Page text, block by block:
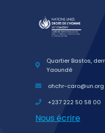
Quartier Bastos,
Yaoundé
ohchr-caro@un.org
+237 222 50 58 00
Nous écrire